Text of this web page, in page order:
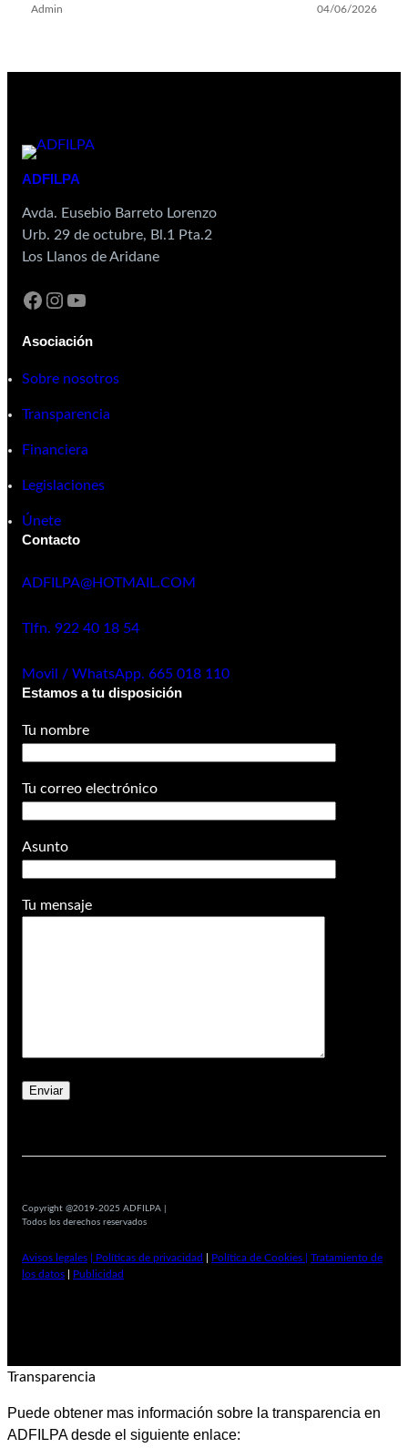
Admin 04/06/2026
ADFILPA
Avda. Eusebio Barreto Lorenzo
Urb. 29 de octubre, Bl.1 Pta.2
Los Llanos de Aridane
Asociación
Sobre nosotros
Transparencia
Financiera
Legislaciones
Únete
Contacto
ADFILPA@HOTMAIL.COM
Tlfn. 922 40 18 54
Movil / WhatsApp. 665 018 110
Estamos a tu disposición
Tu nombre
Tu correo electrónico
Asunto
Tu mensaje
Copyright @2019-2025 ADFILPA |
Todos los derechos reservados
Avisos legales | Políticas de privacidad Política de Cookies |
Tratamiento de
los datos
Publicidad
Transparencia
Puede obtener mas información sobre la transparencia en
ADFILPA desde el siguiente enlace: